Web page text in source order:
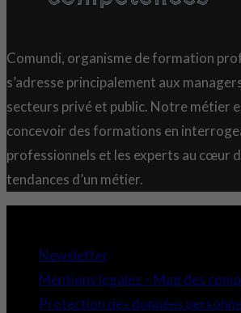
Comundi, organisme de formation
s’adresse principalement aux
secteurs privé et public. Notre métier
concevoir des formations en
professionnels et les experts au cœur
tendances d’un métier.
Newsletter
Mentions légales – Mag des
Protection des données